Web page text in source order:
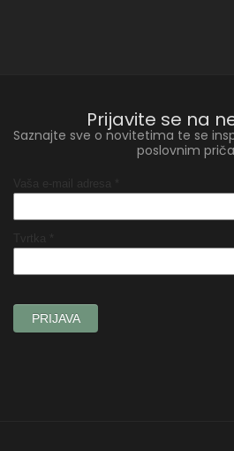
Prijavite se na
Saznajte sve o novitetima te se
poslovnim